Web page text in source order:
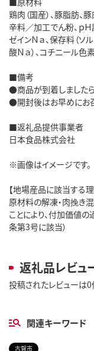
鶏肉（国産）、豚脂肪、
辛料／加工でん粉、ｐＨ
ゼインＮａ、保存料（ソル
酸Ｎａ）、コチニール色
■備考
●商品が到着しましたら
●開封後はお早めにお
■返礼品提供事業者
日本食品株式会社
※画像はイメージです。
【地場産品に該当する理
原材料の解凍・肉挽き
ことにより、付加価値
条第3号に該当）
返礼品レビュ
投稿されたレビューは0
関連キーワード
古賀市